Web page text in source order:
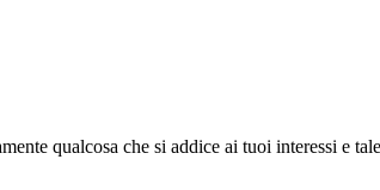
qualcosa che si addice ai tuoi interessi e